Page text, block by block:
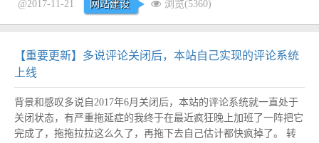
多：买域名、重新备案、代码改造、cnzz统计需要重新弄，QQ登
录、微博登...阅读全文
@2017-11-21 网站建设 浏览(5360)
【重要更新】多说评论关闭后，本站自己实现的评论系统
上线
背景和感叹多说自2017年6月关闭后，本站的评论系统就一直处于
关闭状态，有严重拖延症的我终于在最近疯狂晚上加班了一阵把它
完成了，拖拖拉拉这么久了，再拖下去自己估计都快疯掉了。 转